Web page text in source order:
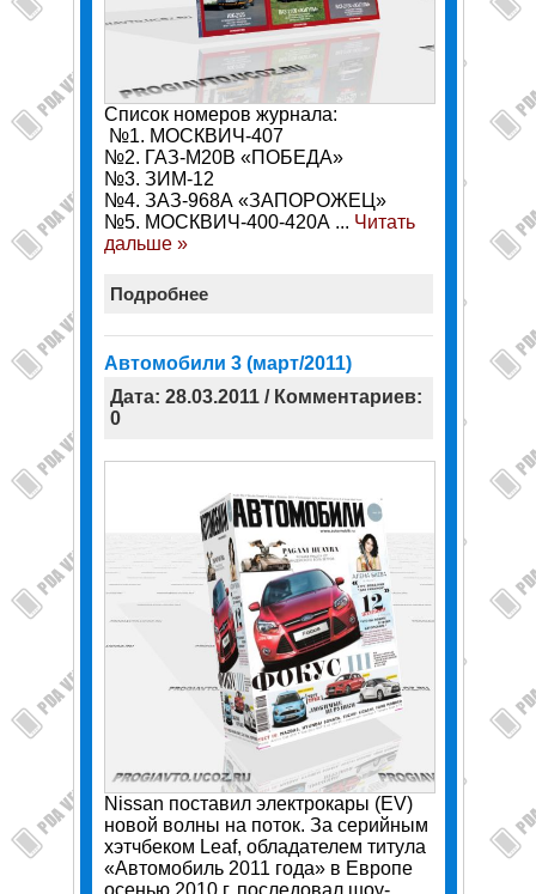
Список номеров журнала:
№1. МОСКВИЧ-407
№2. ГАЗ-М20В «ПОБЕДА»
№3. ЗИМ-12
№4. ЗАЗ-968А «ЗАПОРОЖЕЦ»
№5. МОСКВИЧ-400-420А ... Читать
дальше »
Подробнее
Автомобили 3 (март/2011)
Дата: 28.03.2011 / Комментариев:
0
Nissan поставил электрокары (EV)
новой волны на поток. За серийным
хэтчбеком Leaf, обладателем титула
«Автомобиль 2011 года» в Европе
осенью 2010 г. последовал шоу-